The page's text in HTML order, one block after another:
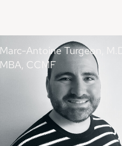
Marc-Antoine Turgeon,
MBA, CCMF
Médecin de famille (Saint-Charles-
Borromée), professeur régulier,